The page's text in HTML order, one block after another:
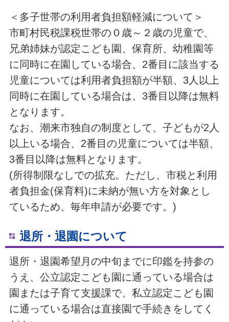
＜多子世帯の利用者負担額軽減について＞
市町村民税課税世帯の０歳～２歳の児童で、
兄弟姉妹が認定こども園、保育所、幼稚園等
に同時に在園している場合、2番目に該当する
児童については利用者負担額が半額、3人以上
同時に在園している場合は、3番目以降は無料
となります。
なお、潮来市独自の制度として、子どもが2人
以上いる場合、2番目の児童については半額、
3番目以降は無料となります。
(所得制限なしでの拡充。ただし、市税と利用
者負担金(保育料)に未納が無い方を対象とし
ているため、毎年申請が必要です。)
退所・退園について
退所・退園希望月の中旬までに印鑑を持参の
うえ、公立認定こども園に通っている場合は
園または子育て支援課で、私立認定こども園
に通っている場合は直接園で手続きをしてく